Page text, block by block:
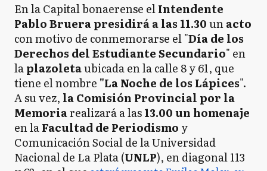
En la Capital bonaerense elIntendente
Pablo Bruera presidirá a las 11.30unacto
con motivo de conmemorarse el "Día de los
Derechos del Estudiante Secundario" en
laplazoletaubicada en la calle 8 y 61, que
tiene el nombre "La Noche de los Lápices".
A su vez, la Comisión Provincial por la
Memoriarealizará a las13.00 un homenaje
en laFacultad de Periodismo y
Comunicación Social de la Universidad
Nacional de La Plata (UNLP), en diagonal 113